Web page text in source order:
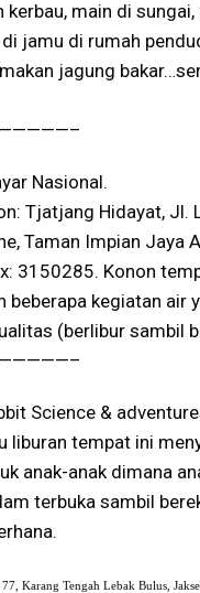
kerbau, main di
jamu di rumah
jagung
Nasional.
Tjatjang Hidayat, Jl.
Taman Impian Jaya
3150285. Konon
beberapa kegiatan air
(berlibur sambil
Science &
liburan tempat ini
anak-anak dimana
terbuka sambil
Karang Tengah Lebak Bulus,